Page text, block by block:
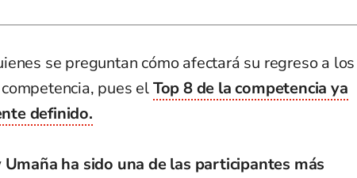
se preguntan cómo afectará su regreso a los
pues elTop 8 de la competencia ya
definido.
ha sido una de las participantes más